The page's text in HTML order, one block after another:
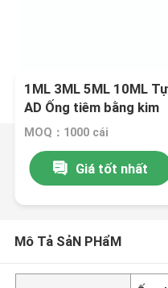
1ML 3ML 5ML 10ML
AD Ống tiêm bằng kim
MOQ：1000 cái
Giá tốt nhất
Mô Tả SảN PHẩM